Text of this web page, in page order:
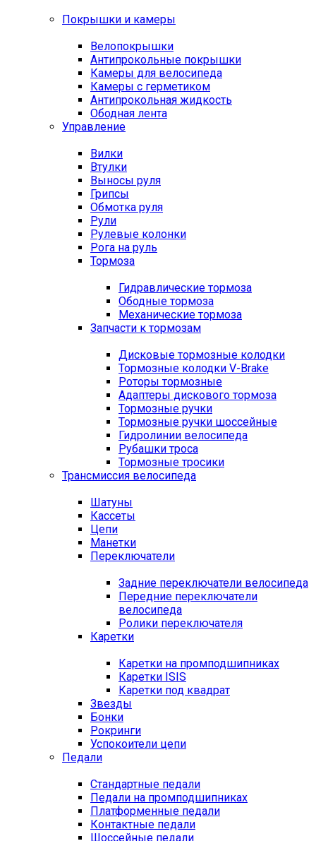
Покрышки и камеры
Велопокрышки
Антипрокольные покрышки
Камеры для велосипеда
Камеры с герметиком
Антипрокольная жидкость
Ободная лента
Управление
Вилки
Втулки
Выносы руля
Грипсы
Обмотка руля
Рули
Рулевые колонки
Рога на руль
Тормоза
Гидравлические тормоза
Ободные тормоза
Механические тормоза
Запчасти к тормозам
Дисковые тормозные колодки
Тормозные колодки V-Brake
Роторы тормозные
Адаптеры дискового тормоза
Тормозные ручки
Тормозные ручки шоссейные
Гидролинии велосипеда
Рубашки троса
Тормозные тросики
Трансмиссия велосипеда
Шатуны
Кассеты
Цепи
Манетки
Переключатели
Задние переключатели велосипеда
Передние переключатели
велосипеда
Ролики переключателя
Каретки
Каретки на промподшипниках
Каретки ISIS
Каретки под квадрат
Звезды
Бонки
Рокринги
Успокоители цепи
Педали
Стандартные педали
Педали на промподшипниках
Платформенные педали
Контактные педали
Шоссейные педали